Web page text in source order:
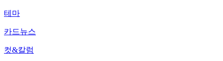
테마
카드뉴스
컷&칼럼